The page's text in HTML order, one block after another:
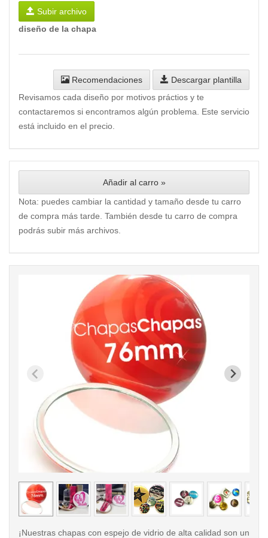
Subir archivo
diseño de la chapa
Recomendaciones
Descargar plantilla
Revisamos cada diseño por motivos práctios y te
contactaremos si encontramos algún problema. Este servicio
está incluido en el precio.
Añadir al carro »
Nota: puedes cambiar la cantidad y tamaño desde tu carro
de compra más tarde. También desde tu carro de compra
podrás subir más archivos.
< /picture>
¡Nuestras chapas con espejo de vidrio de alta calidad son un